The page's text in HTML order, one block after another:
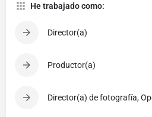
He trabajado como:
Director(a)
Productor(a)
Director(a) de fotografía,